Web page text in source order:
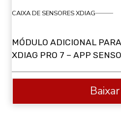
CAIXA DE SENSORES XDIAG
MÓDULO ADICIONAL
XDIAG PRO 7 – APP
Baixar